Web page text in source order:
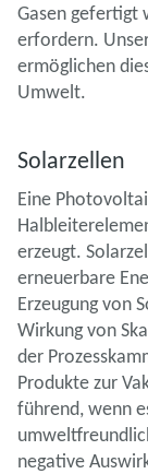
Gasen gefertigt
erfordern.
ermöglichen
Umwelt.
Solarzellen
Eine
erzeugt.
erneuerbare
Erzeugung von
Wirkung von
der
Produkte zur
führend, wenn
negative